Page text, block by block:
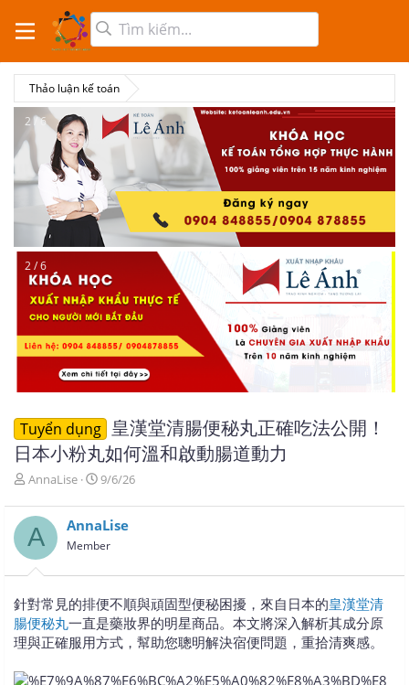
Thảo luận kế toán
2 / 6
2 / 6
Tuyển dụng 皇漢堂清腸便秘丸正確吃法公開！
日本小粉丸如何溫和啟動腸道動力
T
r
e
a
d
s
t
a
r
t
r
AnnaLise
N
à
y
g
i
9/6/26
A AnnaLise
Member
針對常見的排便不順與頑固型便秘困擾，來自日本的皇漢堂清
腸便秘丸一直是藥妝界的明星商品。本文將深入解析其成分原
理與正確服用方式，幫助您聰明解決宿便問題，重拾清爽感。